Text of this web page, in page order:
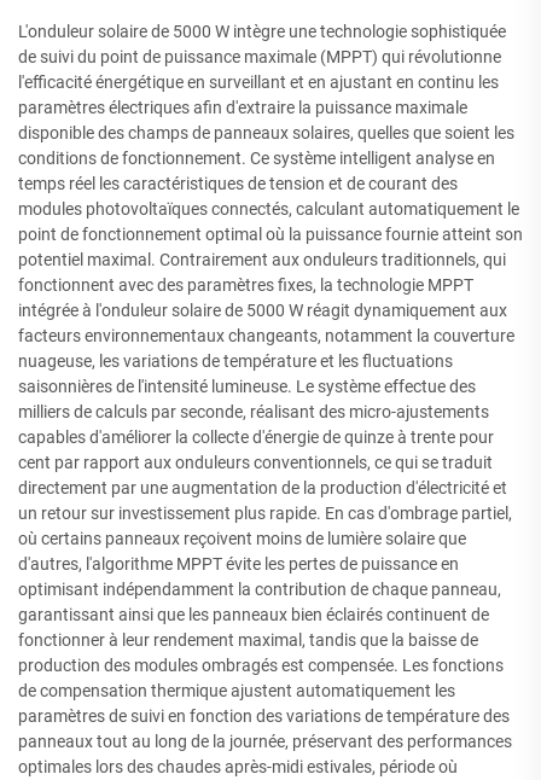
L'onduleur solaire de 5000 W intègre une technologie sophistiquée
de suivi du point de puissance maximale (MPPT) qui révolutionne
l'efficacité énergétique en surveillant et en ajustant en continu les
paramètres électriques afin d'extraire la puissance maximale
disponible des champs de panneaux solaires, quelles que soient les
conditions de fonctionnement. Ce système intelligent analyse en
temps réel les caractéristiques de tension et de courant des
modules photovoltaïques connectés, calculant automatiquement le
point de fonctionnement optimal où la puissance fournie atteint son
potentiel maximal. Contrairement aux onduleurs traditionnels, qui
fonctionnent avec des paramètres fixes, la technologie MPPT
intégrée à l'onduleur solaire de 5000 W réagit dynamiquement aux
facteurs environnementaux changeants, notamment la couverture
nuageuse, les variations de température et les fluctuations
saisonnières de l'intensité lumineuse. Le système effectue des
milliers de calculs par seconde, réalisant des micro-ajustements
capables d'améliorer la collecte d'énergie de quinze à trente pour
cent par rapport aux onduleurs conventionnels, ce qui se traduit
directement par une augmentation de la production d'électricité et
un retour sur investissement plus rapide. En cas d'ombrage partiel,
où certains panneaux reçoivent moins de lumière solaire que
d'autres, l'algorithme MPPT évite les pertes de puissance en
optimisant indépendamment la contribution de chaque panneau,
garantissant ainsi que les panneaux bien éclairés continuent de
fonctionner à leur rendement maximal, tandis que la baisse de
production des modules ombragés est compensée. Les fonctions
de compensation thermique ajustent automatiquement les
paramètres de suivi en fonction des variations de température des
panneaux tout au long de la journée, préservant des performances
optimales lors des chaudes après-midi estivales, période où